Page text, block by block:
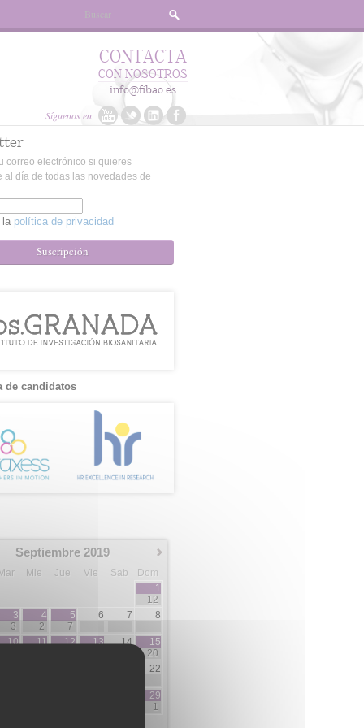
Síguenos en
CONTACTA
CON NOSOTROS
info@fibao.es
correo electrónico si quieres
al día de todas las novedades de
la política de privacidad
Suscripción
de candidatos
Septiembre 2019
Mie Jue Vie Sab
Dom
1
12
3
3
4
2
5
7
6 7 8
10
11
12
13
14
15
20
22
29
1